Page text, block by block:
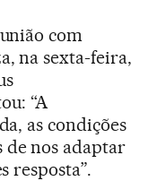
com
na sexta-feira,
“A
as condições
de nos adaptar
resposta”.